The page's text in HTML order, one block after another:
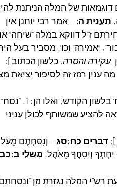
דוגמאות של המלה הניתנת
תענית ה: – אמר רבי יוחנן אין
ז”ל דווקא במלה “שיחה” או
“אמירה” וכו’. מסביר בעל
עקירה והסרה, כלשון הכתוב]:
ענין רמז זה לסיפור יציאת
הקודש, ואלו הן: 1. “נסח”
דברים כח:סג – וְנִסַּחְתֶּם מֵעַל
יַחְתְּךָ וְיִסָּחֲךָ מֵאֹהֶל. משלי ב:כב
רש”י המלה נגזרת מן